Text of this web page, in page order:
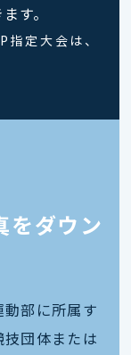
す。
指定大会は、
をダウン
部に所属す
団体または